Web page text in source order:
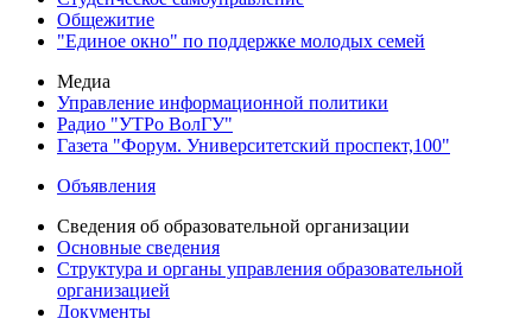
Общежитие
"Единое окно" по поддержке молодых семей
Медиа
Управление информационной политики
Радио "УТРо ВолГУ"
Газета "Форум. Университетский проспект,100"
Объявления
Сведения об образовательной организации
Основные сведения
Структура и органы управления образовательной
организацией
Документы